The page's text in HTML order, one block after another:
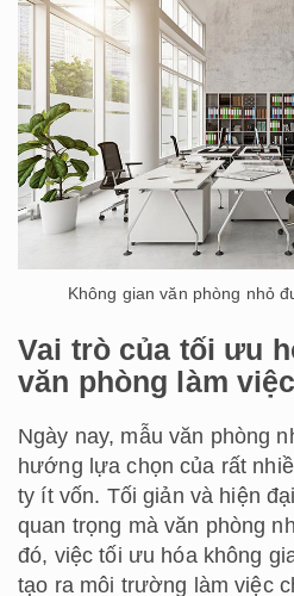
Không gian văn phòng nhỏ
Vai trò của tối ưu
văn phòng làm
Ngày nay, mẫu văn phòng
hướng lựa chọn của rất
ty ít vốn. Tối giản và hiện
quan trọng mà văn phòng
đó, việc tối ưu hóa không
tạo ra môi trường làm việc